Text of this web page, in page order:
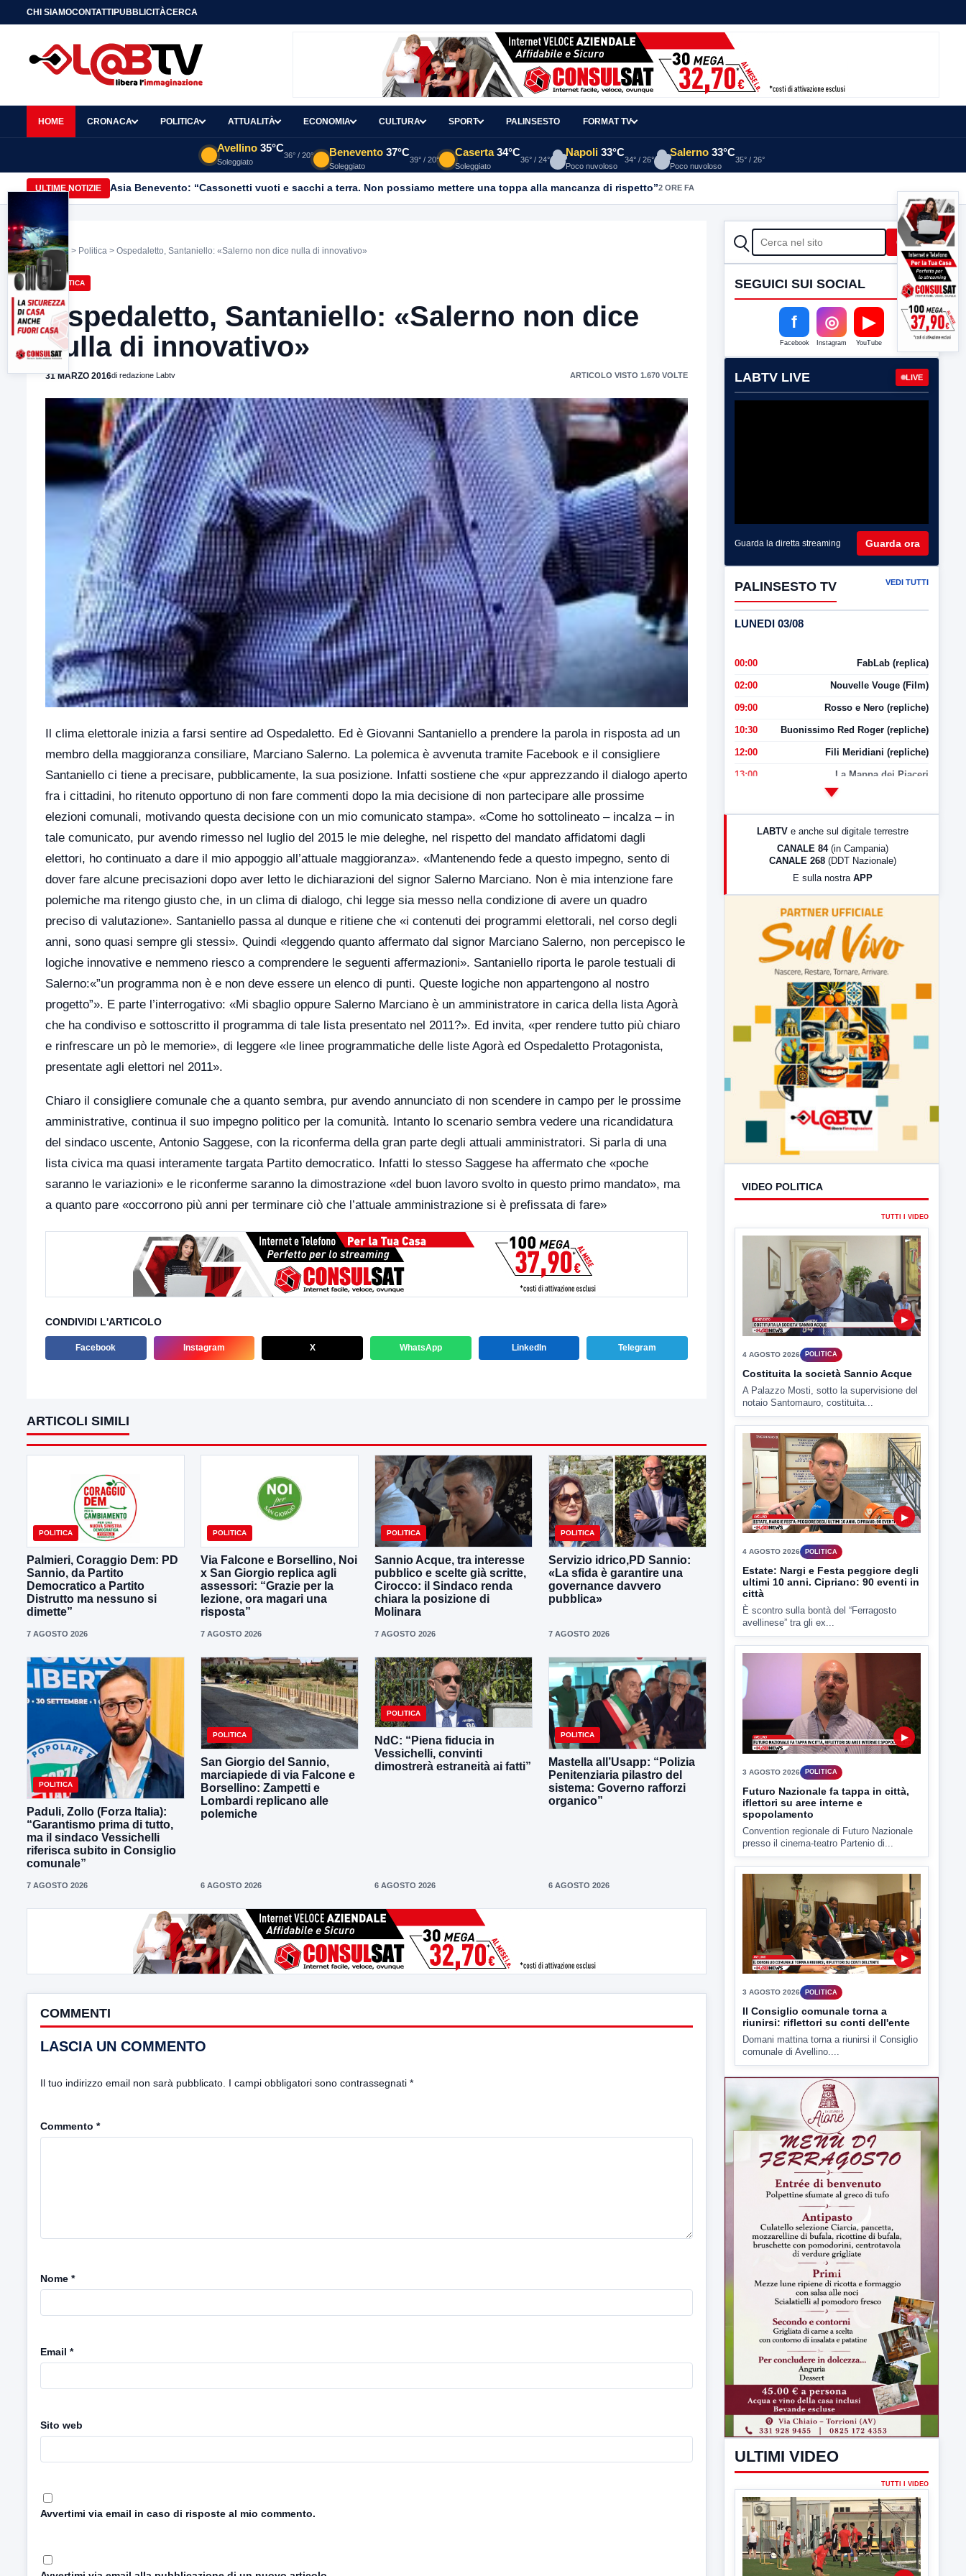
CHI SIAMOCONTATTIPUBBLICITÀCERCA
HOME CRONACA POLITICA ATTUALITÀ ECONOMIA CULTURA SPORT PALINSESTO FORMAT TV
Avellino 35°C
Soleggiato
36° / 20° Benevento 37°C
Soleggiato
39° / 20°
Caserta 34°C
Soleggiato
36° / 24°
Napoli 33°C
Poco nuvoloso
34° / 26°
Salerno 33°C
Poco nuvoloso
35° / 26°
ULTIME NOTIZIE Asia Benevento: “Cassonetti vuoti e sacchi a terra. Non possiamo mettere una toppa alla mancanza di rispetto”2 ORE FA
Home > Politica > Ospedaletto, Santaniello: «Salerno non dice nulla di innovativo»
POLITICA
Ospedaletto, Santaniello: «Salerno non dice
nulla di innovativo»
31 MARZO 2016di redazione Labtv ARTICOLO VISTO 1.670 VOLTE
Il clima elettorale inizia a farsi sentire ad Ospedaletto. Ed è Giovanni Santaniello a prendere la parola in risposta ad un
membro della maggioranza consiliare, Marciano Salerno. La polemica è avvenuta tramite Facebook e il consigliere
Santaniello ci tiene a precisare, pubblicamente, la sua posizione. Infatti sostiene che «pur apprezzando il dialogo aperto
fra i cittadini, ho ritenuto opportuno di non fare commenti dopo la mia decisione di non partecipare alle prossime
elezioni comunali, motivando questa decisione con un mio comunicato stampa». «Come ho sottolineato – incalza – in
tale comunicato, pur avendo rimesso nel luglio del 2015 le mie deleghe, nel rispetto del mandato affidatomi dagli
elettori, ho continuato a dare il mio appoggio all’attuale maggioranza». «Mantenendo fede a questo impegno, sento di
dover fare alcune precisazioni dopo aver letto le dichiarazioni del signor Salerno Marciano. Non è mia intenzione fare
polemiche ma ritengo giusto che, in un clima di dialogo, chi legge sia messo nella condizione di avere un quadro
preciso di valutazione». Santaniello passa al dunque e ritiene che «i contenuti dei programmi elettorali, nel corso degli
anni, sono quasi sempre gli stessi». Quindi «leggendo quanto affermato dal signor Marciano Salerno, non percepisco le
logiche innovative e nemmeno riesco a comprendere le seguenti affermazioni». Santaniello riporta le parole testuali di
Salerno:«”un programma non è e non deve essere un elenco di punti. Queste logiche non appartengono al nostro
progetto”». E parte l’interrogativo: «Mi sbaglio oppure Salerno Marciano è un amministratore in carica della lista Agorà
che ha condiviso e sottoscritto il programma di tale lista presentato nel 2011?». Ed invita, «per rendere tutto più chiaro
e rinfrescare un pò le memorie», di leggere «le linee programmatiche delle liste Agorà ed Ospedaletto Protagonista,
presentate agli elettori nel 2011».
Chiaro il consigliere comunale che a quanto sembra, pur avendo annunciato di non scendere in campo per le prossime
amministrative, continua il suo impegno politico per la comunità. Intanto lo scenario sembra vedere una ricandidatura
del sindaco uscente, Antonio Saggese, con la riconferma della gran parte degli attuali amministratori. Si parla di una
lista civica ma quasi interamente targata Partito democratico. Infatti lo stesso Saggese ha affermato che «poche
saranno le variazioni» e le riconferme saranno la dimostrazione «del buon lavoro svolto in questo primo mandato», ma
a quanto pare «occorrono più anni per terminare ciò che l’attuale amministrazione si è prefissata di fare»
CONDIVIDI L'ARTICOLO
Facebook Instagram X WhatsApp LinkedIn Telegram
ARTICOLI SIMILI
POLITICA
Palmieri, Coraggio Dem: PD
Sannio, da Partito
Democratico a Partito
Distrutto ma nessuno si
dimette”
7 AGOSTO 2026
POLITICA
Via Falcone e Borsellino, Noi
x San Giorgio replica agli
assessori: “Grazie per la
lezione, ora magari una
risposta”
7 AGOSTO 2026
POLITICA
Sannio Acque, tra interesse
pubblico e scelte già scritte,
Cirocco: il Sindaco renda
chiara la posizione di
Molinara
7 AGOSTO 2026
POLITICA
Servizio idrico,PD Sannio:
«La sfida è garantire una
governance davvero
pubblica»
7 AGOSTO 2026
POLITICA
Paduli, Zollo (Forza Italia):
“Garantismo prima di tutto,
ma il sindaco Vessichelli
riferisca subito in Consiglio
comunale”
7 AGOSTO 2026
POLITICA
San Giorgio del Sannio,
marciapiede di via Falcone e
Borsellino: Zampetti e
Lombardi replicano alle
polemiche
6 AGOSTO 2026
POLITICA
NdC: “Piena fiducia in
Vessichelli, convinti
dimostrerà estraneità ai fatti”
6 AGOSTO 2026
POLITICA
Mastella all’Usapp: “Polizia
Penitenziaria pilastro del
sistema: Governo rafforzi
organico”
6 AGOSTO 2026
COMMENTI
LASCIA UN COMMENTO
Il tuo indirizzo email non sarà pubblicato. I campi obbligatori sono contrassegnati *
Commento *
Nome *
Email *
Sito web
Avvertimi via email in caso di risposte al mio commento.
CERCA Cerca
SEGUICI SUI SOCIAL
f
Facebook
◎
Instagram
▶
YouTube
LABTV LIVE LIVE
Guarda la diretta streaming Guarda ora
PALINSESTO TV VEDI TUTTI
LUNEDI 03/08
00:00 FabLab (replica)
02:00 Nouvelle Vouge (Film)
09:00 Rosso e Nero (repliche)
10:30 Buonissimo Red Roger (repliche)
12:00 Fili Meridiani (repliche)
13:00 La Mappa dei Piaceri
LabNews (Diretta)
LabNews (replica)
LABTV e anche sul digitale terrestre
CANALE 84 (in Campania)
CANALE 268 (DDT Nazionale)
E sulla nostra APP
TUTTI I VIDEO
▶
4 AGOSTO 2026 POLITICA
Costituita la società Sannio Acque
A Palazzo Mosti, sotto la supervisione del
notaio Santomauro, costituita...
▶
4 AGOSTO 2026 POLITICA
Estate: Nargi e Festa peggiore degli
ultimi 10 anni. Cipriano: 90 eventi in
È scontro sulla bontà del “Ferragosto
avellinese” tra gli ex...
3 AGOSTO 2026 POLITICA
Futuro Nazionale fa tappa in città,
iflettori su aree interne e
Convention regionale di Futuro Nazionale
presso il cinema-teatro Partenio di...
3 AGOSTO 2026 POLITICA
Il Consiglio comunale torna a
riunirsi: riflettori su conti dell'ente
Domani mattina torna a riunirsi il Consiglio
comunale di Avellino....
ULTIMI VIDEO
TUTTI I VIDEO
▶
7 AGOSTO 2026 SPORT BENEVENTO
Benevento Calcio: Le scelte di
Floro Flores per il debutto di Coppa
Italia
Il Benevento è pronto al debutto di Coppa
Italia. Scelte...